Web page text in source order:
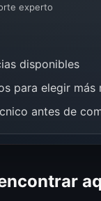
experto
disponibles
para elegir más
antes de